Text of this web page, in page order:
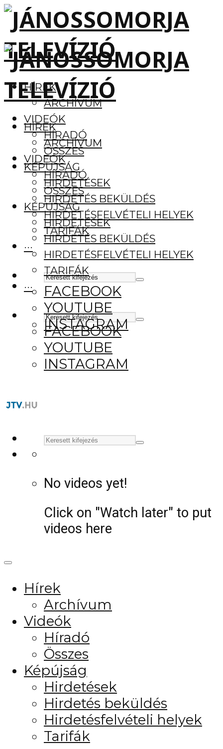
HÍREK
ARCHÍVUM
VIDEÓK
HÍRADÓ
ÖSSZES
KÉPÚJSÁG
HIRDETÉSEK
HIRDETÉS BEKÜLDÉS
HIRDETÉSFELVÉTELI HELYEK
TARIFÁK
···
FACEBOOK
YOUTUBE
INSTAGRAM
HÍREK
ARCHÍVUM
VIDEÓK
HÍRADÓ
ÖSSZES
KÉPÚJSÁG
HIRDETÉSEK
HIRDETÉS BEKÜLDÉS
HIRDETÉSFELVÉTELI HELYEK
TARIFÁK
···
FACEBOOK
YOUTUBE
INSTAGRAM
No videos yet!
Click on "Watch later" to put
videos here
Hírek
Archívum
Videók
Híradó
Összes
Képújság
Hirdetések
Hirdetés beküldés
Hirdetésfelvételi helyek
Tarifák